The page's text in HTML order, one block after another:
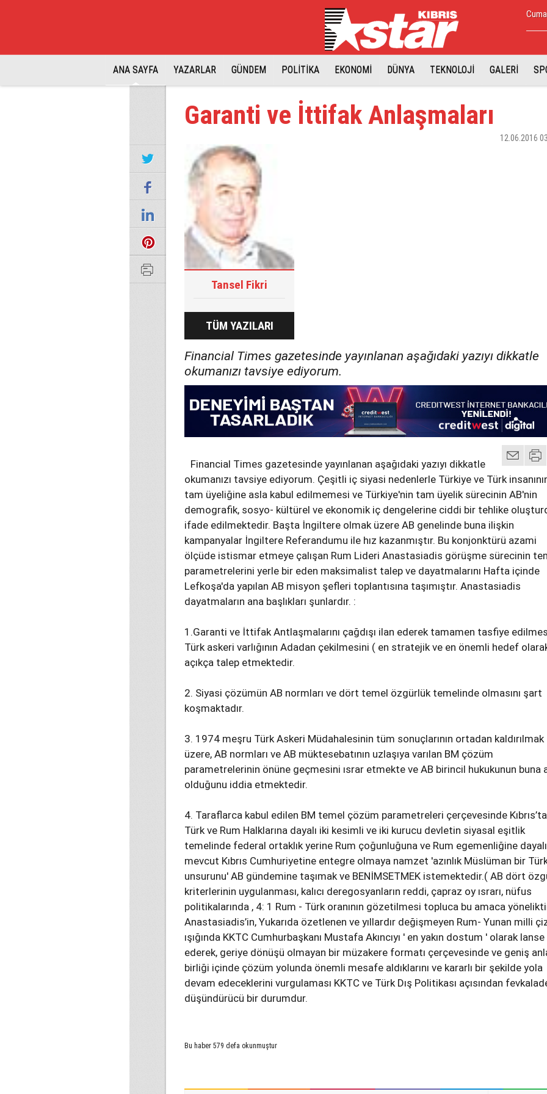
ANA SAYFA YAZARLAR GÜNDEM POLİTİKA EKONOMİ DÜNYA TEKNOLOJİ GALERİ
Garanti ve İttifak Anlaşmaları
12.06.2016
Tansel Fikri
TÜM YAZILARI
Financial Times gazetesinde yayınlanan aşağıdaki yazıyı dikkatle
okumanızı tavsiye ediyorum.
Financial Times gazetesinde yayınlanan aşağıdaki yazıyı dikkatle
okumanızı tavsiye ediyorum. Çeşitli iç siyasi nedenlerle Türkiye ve Türk
tam üyeliğine asla kabul edilmemesi ve Türkiye'nin tam üyelik sürecinin AB'nin
demografik, sosyo- kültürel ve ekonomik iç dengelerine ciddi bir tehlike
ifade edilmektedir. Başta İngiltere olmak üzere AB genelinde buna ilişkin
kampanyalar İngiltere Referandumu ile hız kazanmıştır. Bu konjonktürü azami
ölçüde istismar etmeye çalışan Rum Lideri Anastasiadis görüşme sürecinin
parametrelerini yerle bir eden maksimalist talep ve dayatmalarını Hafta içinde
Lefkoşa'da yapılan AB misyon şefleri toplantısına taşımıştır. Anastasiadis
dayatmaların ana başlıkları şunlardır. :
1.Garanti ve İttifak Antlaşmalarını çağdışı ilan ederek tamamen tasfiye
Türk askeri varlığının Adadan çekilmesini ( en stratejik ve en önemli hedef
açıkça talep etmektedir.
2. Siyasi çözümün AB normları ve dört temel özgürlük temelinde olmasını şart
koşmaktadır.
3. 1974 meşru Türk Askeri Müdahalesinin tüm sonuçlarının ortadan kaldırılmak
üzere, AB normları ve AB müktesebatının uzlaşıya varılan BM çözüm
parametrelerinin önüne geçmesini ısrar etmekte ve AB birincil hukukunun buna
olduğunu iddia etmektedir.
4. Taraflarca kabul edilen BM temel çözüm parametreleri çerçevesinde Kıbrıs’ta
Türk ve Rum Halklarına dayalı iki kesimli ve iki kurucu devletin siyasal eşitlik
temelinde federal ortaklık yerine Rum çoğunluğuna ve Rum egemenliğine
mevcut Kıbrıs Cumhuriyetine entegre olmaya namzet 'azınlık Müslüman bir
unsurunu' AB gündemine taşımak ve BENİMSETMEK istemektedir.( AB dört
kriterlerinin uygulanması, kalıcı deregosyanların reddi, çapraz oy ısrarı, nüfus
politikalarında , 4: 1 Rum - Türk oranının gözetilmesi topluca bu amaca
Anastasiadis’in, Yukarıda özetlenen ve yıllardır değişmeyen Rum- Yunan milli
ışığında KKTC Cumhurbaşkanı Mustafa Akıncıyı ' en yakın dostum ' olarak lanse
ederek, geriye dönüşü olmayan bir müzakere formatı çerçevesinde ve geniş
birliği içinde çözüm yolunda önemli mesafe aldıklarını ve kararlı bir şekilde yola
devam edeceklerini vurgulaması KKTC ve Türk Dış Politikası açısından
düşündürücü bir durumdur.
Bu haber 579 defa okunmuştur